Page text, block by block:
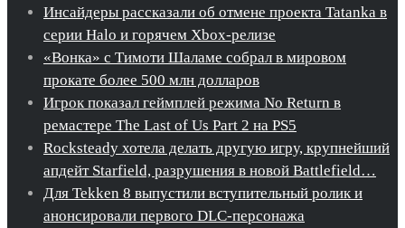
Инсайдеры рассказали об отмене проекта Tatanka в
серии Halo и горячем Xbox-релизе
«Вонка» с Тимоти Шаламе собрал в мировом
прокате более 500 млн долларов
Игрок показал геймплей режима No Return в
ремастере The Last of Us Part 2 на PS5
Rocksteady хотела делать другую игру, крупнейший
апдейт Starfield, разрушения в новой Battlefield…
Для Tekken 8 выпустили вступительный ролик и
анонсировали первого DLC-персонажа